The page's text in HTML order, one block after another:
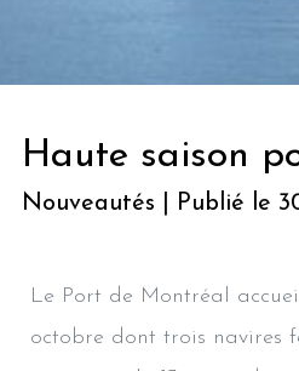
Haute saison
Nouveautés | Publié le
Le Port de Montréal
octobre dont trois navires